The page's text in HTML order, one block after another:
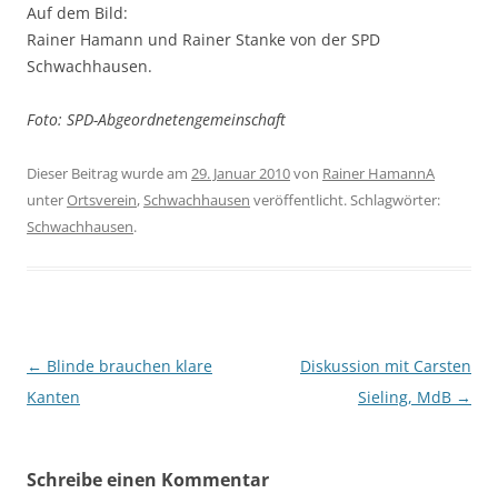
Auf dem Bild:
Rainer Hamann und Rainer Stanke von der SPD
Schwachhausen.
Foto: SPD-Abgeordnetengemeinschaft
Dieser Beitrag wurde am 29. Januar 2010von Rainer HamannA
unterOrtsverein,Schwachhausen veröffentlicht. Schlagwörter:
Schwachhausen.
Beitragsnavigation
← Blinde brauchen klare
Kanten
Diskussion mit Carsten
Sieling, MdB →
Schreibe einen Kommentar